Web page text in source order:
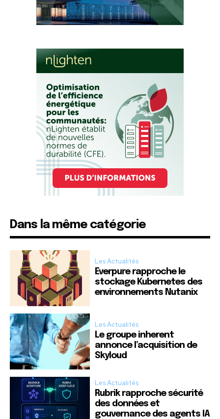
Dans la même catégorie
Les Actualités
Everpure rapproche le
stockage Kubernetes des
environnements Nutanix
Les Actualités
Le groupe inherent
annonce l’acquisition de
Skyloud
Les Actualités
Rubrik rapproche sécurité
des données et
gouvernance des agents IA